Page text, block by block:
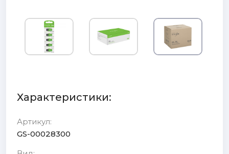
Характеристики:
Артикул:
GS-00028300